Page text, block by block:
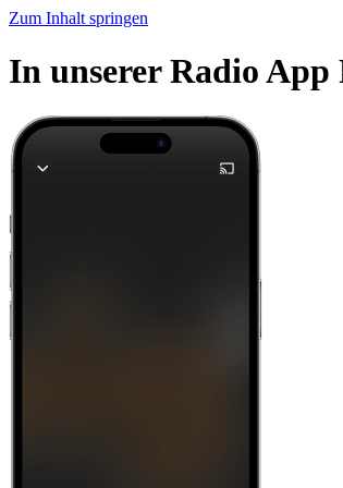
Zum Inhalt springen
In unserer Radio App